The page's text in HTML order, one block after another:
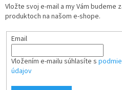
Vložte svoj e-mail a my Vám budeme
produktoch na našom e-shope.
Email
Vložením e-mailu súhlasíte s
údajov